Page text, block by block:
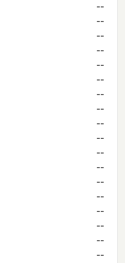
--
--
--
--
--
--
--
--
--
--
--
--
--
--
--
--
--
--